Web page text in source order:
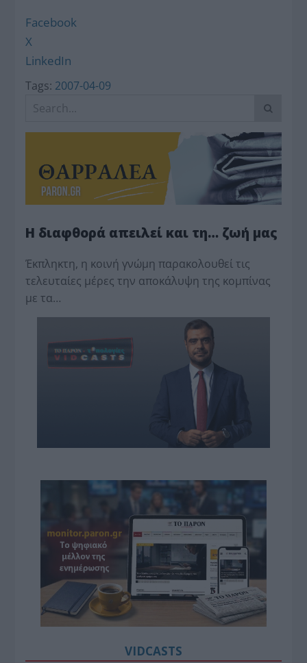
Facebook
X
LinkedIn
Tags: 2007-04-09
Η διαφθορά απειλεί και τη… ζωή μας
Έκπληκτη, η κοινή γνώμη παρακολουθεί τις
τελευταίες μέρες την αποκάλυψη της κο­μπίνας
με τα…
VIDCASTS